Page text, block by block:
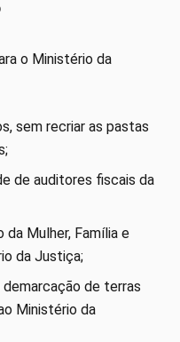
o Ministério da
sem recriar as pastas
de auditores fiscais da
Mulher, Família e
da Justiça;
demarcação de terras
Ministério da